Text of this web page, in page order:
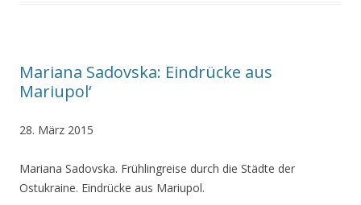
Mariana Sadovska: Eindrücke aus
Mariupol‘
28. März 2015
Mariana Sadovska. Frühlingreise durch die Städte der
Ostukraine. Eindrücke aus Mariupol.